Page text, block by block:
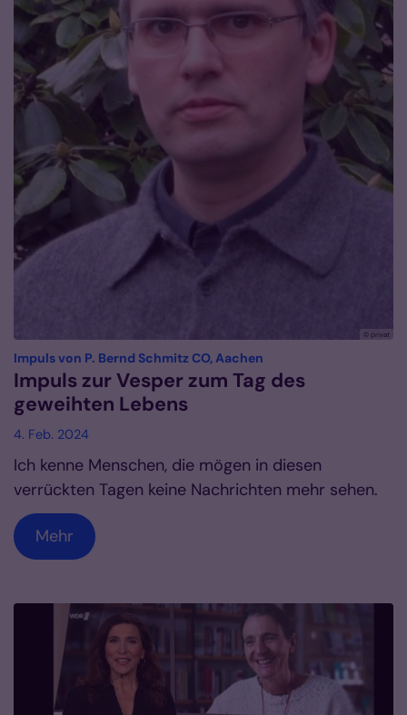
© privat
Impuls von P. Bernd Schmitz CO, Aachen
Impuls zur Vesper zum Tag des
geweihten Lebens
4. Feb. 2024
Ich kenne Menschen, die mögen in diesen
verrückten Tagen keine Nachrichten mehr sehen.
Mehr